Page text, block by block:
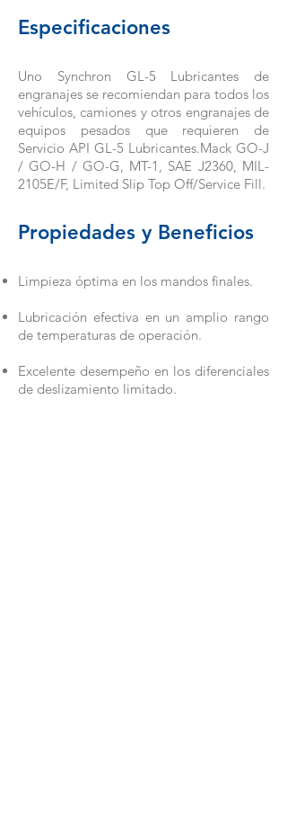
Especificaciones
Uno Synchron GL-5 Lubricantes de
engranajes se recomiendan para todos los
vehículos, camiones y otros engranajes de
equipos pesados que requieren de
Servicio API GL-5 Lubricantes.Mack GO-J
/ GO-H / GO-G, MT-1, SAE J2360, MIL-
2105E/F, Limited Slip Top Off/Service Fill.
Propiedades y Beneficios
Limpieza óptima en los mandos finales.
Lubricación efectiva en un amplio rango
de temperaturas de operación.
Excelente desempeño en los diferenciales
de deslizamiento limitado.